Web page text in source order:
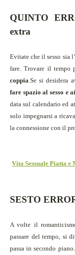
QUINTO
extra
Evitate che il sesso sia
fare. Trovare il tempo
coppia.Se si desidera
fare spazioal sesso e
data sul calendario ed
solo impegnarsi a
la connessione con il
Vita Sessuale Piatta
SESTO
A volte il
passare del tempo, si
passa in secondo